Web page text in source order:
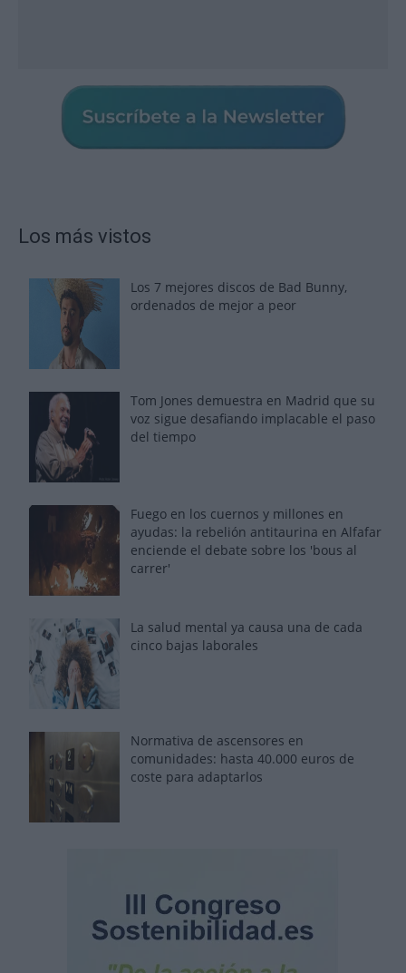
Los más vistos
Los 7 mejores discos de Bad Bunny,
ordenados de mejor a peor
Tom Jones demuestra en Madrid que su
voz sigue desafiando implacable el paso
del tiempo
Fuego en los cuernos y millones en
ayudas: la rebelión antitaurina en Alfafar
enciende el debate sobre los 'bous al
carrer'
La salud mental ya causa una de cada
cinco bajas laborales
Normativa de ascensores en
comunidades: hasta 40.000 euros de
coste para adaptarlos